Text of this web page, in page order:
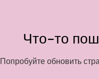
Что-то
Попробуйте обновить